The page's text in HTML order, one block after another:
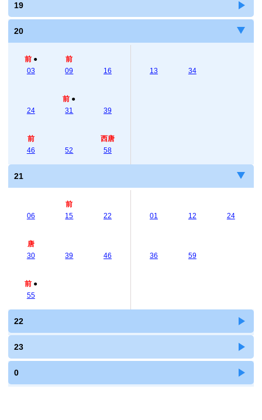
19
20
前 ●
03
前
09
16
24
前 ●
31
39
前
46
52
西唐
58
13 34
21
06
前
15
22
唐
30
39 46
前 ●
55
01 12 24
36 59
22
23
0